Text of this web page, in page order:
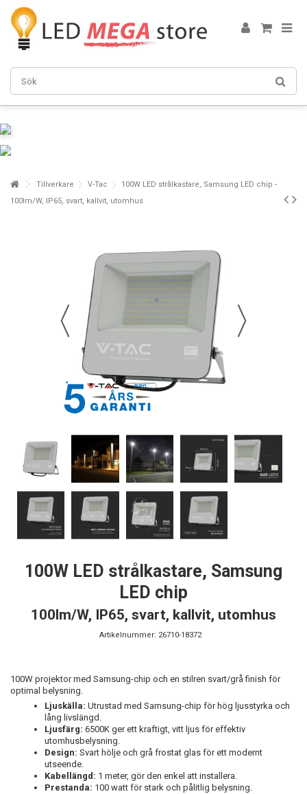
Tillverkare V-Tac
100W LED strålkastare, Samsung LED chip -
100lm/W, IP65, svart, kallvit, utomhus
100W LED strålkastare, Samsung
LED chip
100lm/W, IP65, svart, kallvit, utomhus
Artikelnummer: 26710-18372
100W projektor med Samsung-chip och en stilren svart/grå finish för
optimal belysning.
Ljuskälla: Utrustad med Samsung-chip för hög ljusstyrka och
lång livslängd.
Ljusfärg: 6500K ger ett kraftigt, vitt ljus för effektiv
utomhusbelysning.
Design: Svart hölje och grå frostat glas för ett modernt
utseende.
Kabellängd: 1 meter, gör den enkel att installera.
Prestanda: 100 watt för stark och pålitlig belysning.